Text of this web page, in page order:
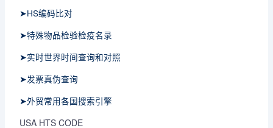
➤HS编码比对
➤特殊物品检验检疫名录
➤实时世界时间查询和对照
➤发票真伪查询
➤外贸常用各国搜索引擎
USA HTS CODE